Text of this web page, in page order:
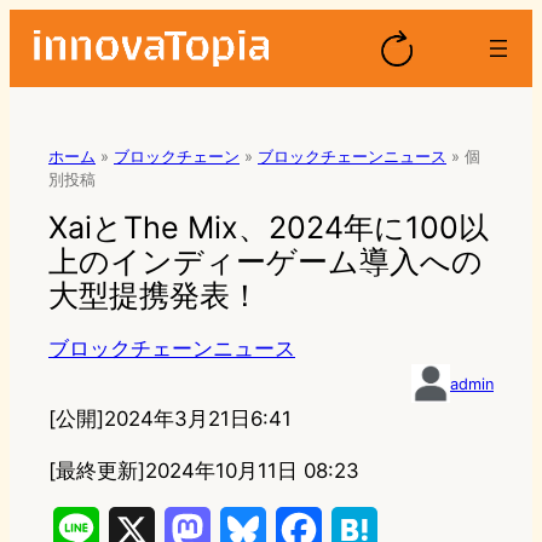
ホーム » ブロックチェーン » ブロックチェーンニュース » 個
別投稿
XaiとThe Mix、2024年に100以
上のインディーゲーム導入への
大型提携発表！
ブロックチェーンニュース
admin
[公開]2024年3月21日6:41
[最終更新]2024年10月11日 08:23